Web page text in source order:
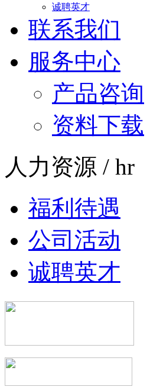
诚聘英才
联系我们
服务中心
产品咨询
资料下载
人力资源 / hr
福利待遇
公司活动
诚聘英才